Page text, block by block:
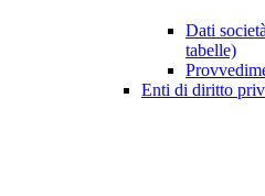
Dati
tabelle)
Enti di diritto